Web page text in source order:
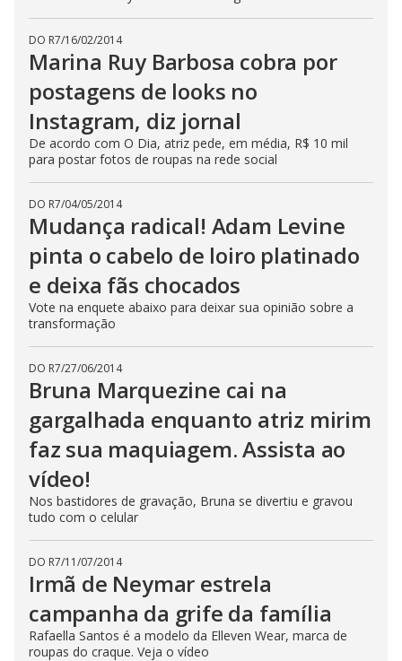
DO R7/16/02/2014
Marina Ruy Barbosa cobra por
postagens de looks no
Instagram, diz jornal
De acordo com O Dia, atriz pede, em média, R$ 10 mil
para postar fotos de roupas na rede social
DO R7/04/05/2014
Mudança radical! Adam Levine
pinta o cabelo de loiro platinado
e deixa fãs chocados
Vote na enquete abaixo para deixar sua opinião sobre a
transformação
DO R7/27/06/2014
Bruna Marquezine cai na
gargalhada enquanto atriz mirim
faz sua maquiagem. Assista ao
vídeo!
Nos bastidores de gravação, Bruna se divertiu e gravou
tudo com o celular
DO R7/11/07/2014
Irmã de Neymar estrela
campanha da grife da família
Rafaella Santos é a modelo da Elleven Wear, marca de
roupas do craque. Veja o vídeo